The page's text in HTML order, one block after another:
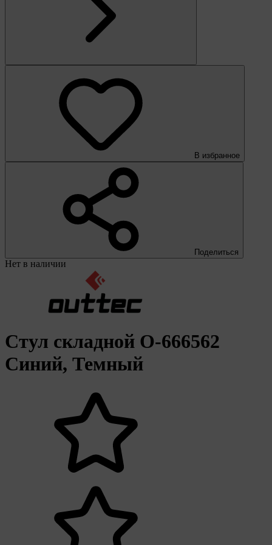
В избранное
Поделиться
Нет в наличии
Стул складной O-666562
Синий, Темный